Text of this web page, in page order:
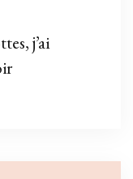
j’ai